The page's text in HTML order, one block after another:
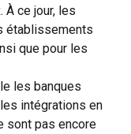
À ce jour, les
établissements
que pour les
les banques
intégrations en
sont pas encore